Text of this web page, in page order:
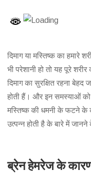
दिमाग या मस्तिष्क का हमारे
भी परेशानी हो तो यह पूरे
दिमाग का सुरक्षित रहना
होती हैं। और इन समस्याओं
मस्तिष्क की धमनी के फटने के
उत्पन्न होती है के बारे में
ब्रेन हेमरेज के